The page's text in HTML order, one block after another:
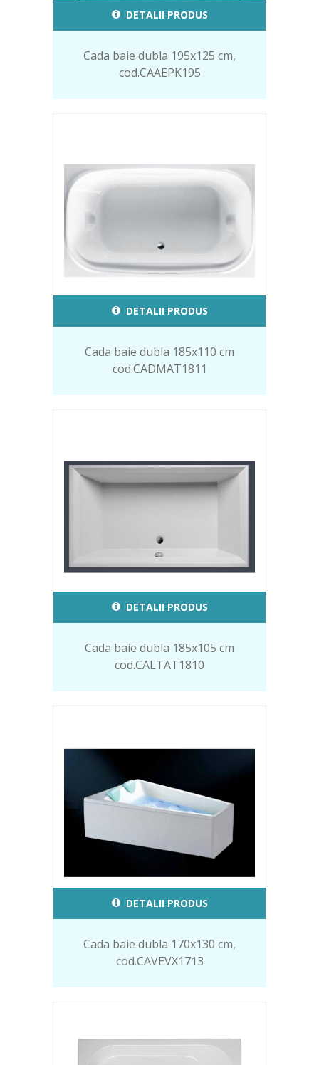
DETALII PRODUS
Cada baie dubla 195x125 cm,
cod.CAAEPK195
DETALII PRODUS
Cada baie dubla 185x110 cm
cod.CADMAT1811
DETALII PRODUS
Cada baie dubla 185x105 cm
cod.CALTAT1810
DETALII PRODUS
Cada baie dubla 170x130 cm,
cod.CAVEVX1713